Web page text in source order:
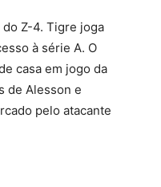
do Z-4. Tigre joga
à série A. O
casa em jogo da
de Alesson e
pelo atacante